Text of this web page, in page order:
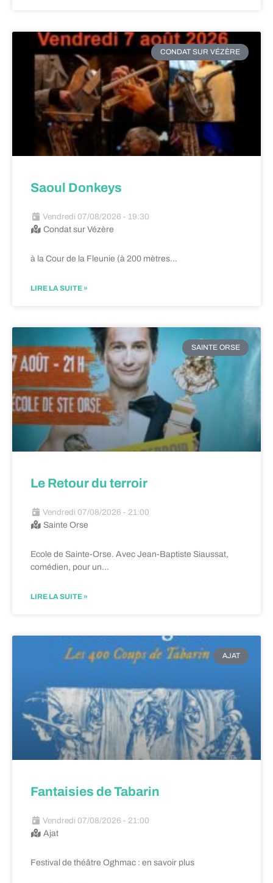
CONDAT SUR VÉZÈRE
Saoul Donkeys
Vendredi 07/08/2026 - 19:30
Condat sur Vézère
à la Cour de la Fleunie (à 200 mètres…
LIRE LA SUITE »
SAINTE ORSE
Le Retour du terroir
Vendredi 07/08/2026 - 21:00
Sainte Orse
Ecole de Sainte-Orse. Avec Jean-Baptiste Siaussat,
comédien, pour un…
LIRE LA SUITE »
AJAT
Fantaisies de Tabarin
Vendredi 07/08/2026 - 21:00
Ajat
Festival de théâtre Oghmac : en savoir plus